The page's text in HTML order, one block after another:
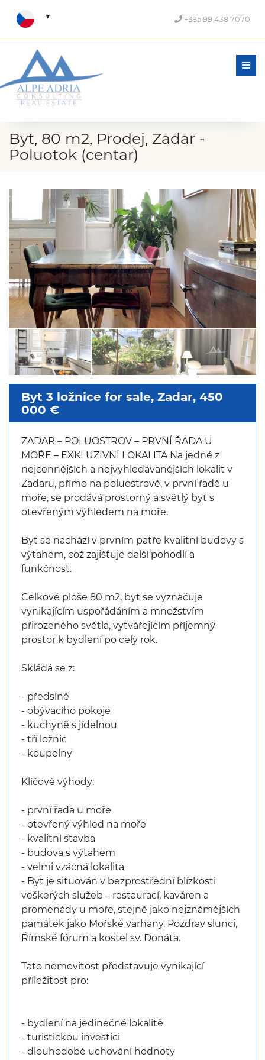
+385 99 438 7070
Byt, 80 m2, Prodej, Zadar -
Poluotok (centar)
Byt 3 ložnice for sale, Zadar, 450
000 €
ZADAR – POLUOSTROV – PRVNÍ ŘADA U
MOŘE – EXKLUZIVNÍ LOKALITA Na jedné z
nejcennějších a nejvyhledávanějších lokalit v
Zadaru, přímo na poluostrově, v první řadě u
moře, se prodává prostorný a světlý byt s
otevřeným výhledem na moře.
Byt se nachází v prvním patře kvalitní budovy s
výtahem, což zajišťuje další pohodlí a
funkčnost.
Celkové ploše 80 m2, byt se vyznačuje
vynikajícím uspořádáním a množstvím
přirozeného světla, vytvářejícím příjemný
prostor k bydlení po celý rok.
Skládá se z:
- předsíně
- obývacího pokoje
- kuchyně s jídelnou
- tří ložnic
- koupelny
Klíčové výhody:
- první řada u moře
- otevřený výhled na moře
- kvalitní stavba
- budova s výtahem
- velmi vzácná lokalita
- Byt je situován v bezprostřední blízkosti
veškerých služeb – restaurací, kaváren a
promenády u moře, stejně jako nejznámějších
památek jako Mořské varhany, Pozdrav slunci,
Římské fórum a kostel sv. Donáta.
Tato nemovitost představuje vynikající
příležitost pro:
- bydlení na jedinečné lokalitě
- turistickou investici
- dlouhodobé uchování hodnoty